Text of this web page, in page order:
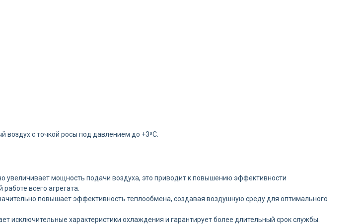
с точкой росы под давлением до +3⁰С.
увеличивает мощность подачи воздуха, это приводит к повышению эффективности
всего агрегата.
повышает эффективность теплообмена, создавая воздушную среду для оптимального
исключительные характеристики охлаждения и гарантирует более длительный срок службы.